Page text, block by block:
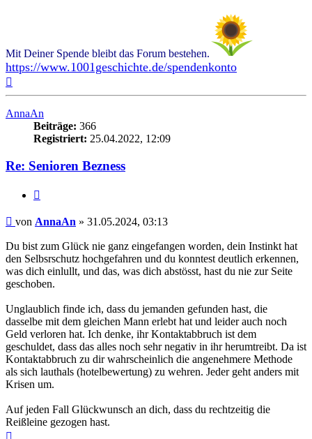
Mit Deiner Spende bleibt das Forum bestehen.
https://www.1001geschichte.de/spendenkonto
AnnaAn
Beiträge: 366
Registriert: 25.04.2022, 12:09
Re: Senioren Bezness
Beitrag
von AnnaAn » 31.05.2024, 03:13
Du bist zum Glück nie ganz eingefangen worden, dein Instinkt hat
den Selbsrschutz hochgefahren und du konntest deutlich erkennen,
was dich einlullt, und das, was dich abstösst, hast du nie zur Seite
geschoben.
Unglaublich finde ich, dass du jemanden gefunden hast, die
dasselbe mit dem gleichen Mann erlebt hat und leider auch noch
Geld verloren hat. Ich denke, ihr Kontaktabbruch ist dem
geschuldet, dass das alles noch sehr negativ in ihr herumtreibt. Da ist
Kontaktabbruch zu dir wahrscheinlich die angenehmere Methode
als sich lauthals (hotelbewertung) zu wehren. Jeder geht anders mit
Krisen um.
Auf jeden Fall Glückwunsch an dich, dass du rechtzeitig die
Reißleine gezogen hast.